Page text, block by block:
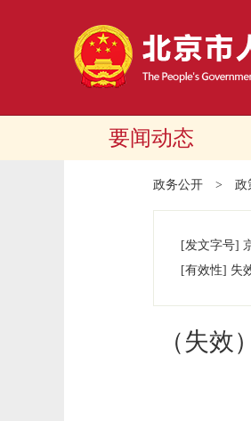
要闻动态
政务公开 > 政
[发文字号]
[有效性] 失
（失